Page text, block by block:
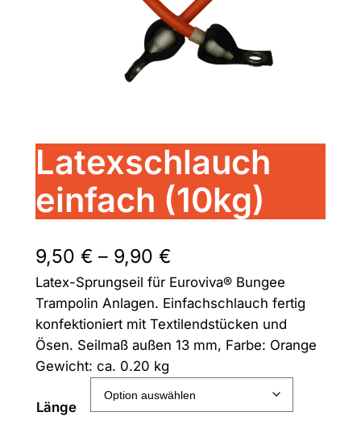
Latexschlauch
einfach (10kg)
9,50 € – 9,90 €
Latex-Sprungseil für Euroviva® Bungee
Trampolin Anlagen. Einfachschlauch fertig
konfektioniert mit Textilendstücken und
Ösen. Seilmaß außen 13 mm, Farbe: Orange
Gewicht: ca. 0.20 kg
Länge